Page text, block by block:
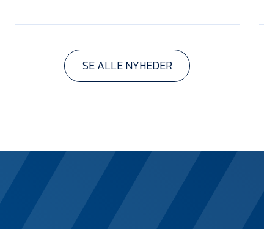
SE ALLE NYHEDER